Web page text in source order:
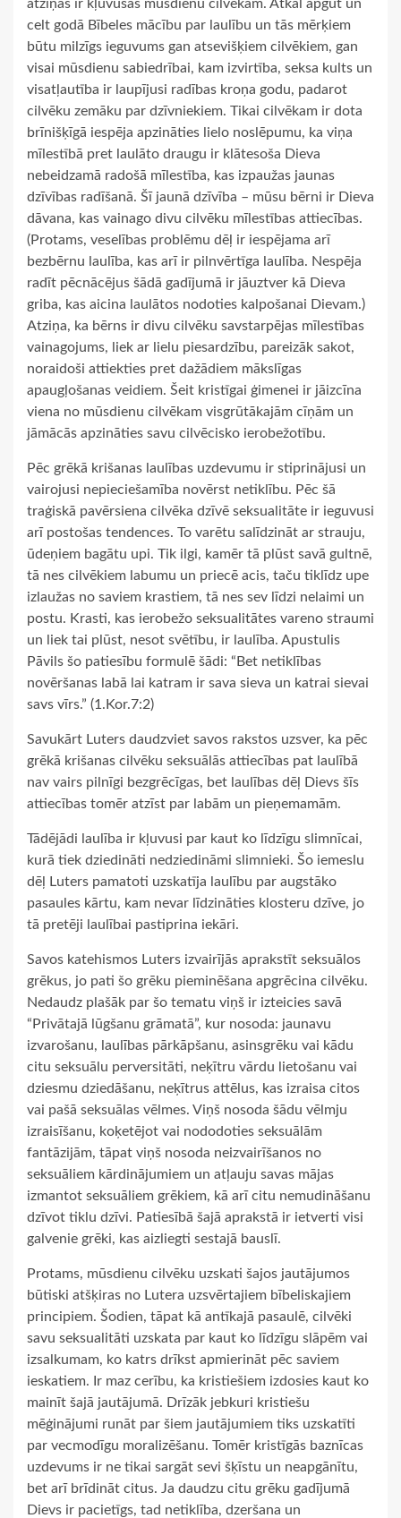
atziņas ir kļuvušas mūsdienu cilvēkam. Atkal apgūt un
celt godā Bībeles mācību par laulību un tās mērķiem
būtu milzīgs ieguvums gan atsevišķiem cilvēkiem, gan
visai mūsdienu sabiedrībai, kam izvirtība, seksa kults un
visatļautība ir laupījusi radības kroņa godu, padarot
cilvēku zemāku par dzīvniekiem. Tikai cilvēkam ir dota
brīnišķīgā iespēja apzināties lielo noslēpumu, ka viņa
mīlestībā pret laulāto draugu ir klātesoša Dieva
nebeidzamā radošā mīlestība, kas izpaužas jaunas
dzīvības radīšanā. Šī jaunā dzīvība – mūsu bērni ir Dieva
dāvana, kas vainago divu cilvēku mīlestības attiecības.
(Protams, veselības problēmu dēļ ir iespējama arī
bezbērnu laulība, kas arī ir pilnvērtīga laulība. Nespēja
radīt pēcnācējus šādā gadījumā ir jāuztver kā Dieva
griba, kas aicina laulātos nodoties kalpošanai Dievam.)
Atziņa, ka bērns ir divu cilvēku savstarpējas mīlestības
vainagojums, liek ar lielu piesardzību, pareizāk sakot,
noraidoši attiekties pret dažādiem mākslīgas
apaugļošanas veidiem. Šeit kristīgai ģimenei ir jāizcīna
viena no mūsdienu cilvēkam visgrūtākajām cīņām un
jāmācās apzināties savu cilvēcisko ierobežotību.
Pēc grēkā krišanas laulības uzdevumu ir stiprinājusi un
vairojusi nepieciešamība novērst netiklību. Pēc šā
traģiskā pavērsiena cilvēka dzīvē seksualitāte ir ieguvusi
arī postošas tendences. To varētu salīdzināt ar strauju,
ūdeņiem bagātu upi. Tik ilgi, kamēr tā plūst savā gultnē,
tā nes cilvēkiem labumu un priecē acis, taču tiklīdz upe
izlaužas no saviem krastiem, tā nes sev līdzi nelaimi un
postu. Krasti, kas ierobežo seksualitātes vareno straumi
un liek tai plūst, nesot svētību, ir laulība. Apustulis
Pāvils šo patiesību formulē šādi: “Bet netiklības
novēršanas labā lai katram ir sava sieva un katrai sievai
savs vīrs.” (1.Kor.7:2)
Savukārt Luters daudzviet savos rakstos uzsver, ka pēc
grēkā krišanas cilvēku seksuālās attiecības pat laulībā
nav vairs pilnīgi bezgrēcīgas, bet laulības dēļ Dievs šīs
attiecības tomēr atzīst par labām un pieņemamām.
Tādējādi laulība ir kļuvusi par kaut ko līdzīgu slimnīcai,
kurā tiek dziedināti nedziedināmi slimnieki. Šo iemeslu
dēļ Luters pamatoti uzskatīja laulību par augstāko
pasaules kārtu, kam nevar līdzināties klosteru dzīve, jo
tā pretēji laulībai pastiprina iekāri.
Savos katehismos Luters izvairījās aprakstīt seksuālos
grēkus, jo pati šo grēku pieminēšana apgrēcina cilvēku.
Nedaudz plašāk par šo tematu viņš ir izteicies savā
“Privātajā lūgšanu grāmatā”, kur nosoda: jaunavu
izvarošanu, laulības pārkāpšanu, asinsgrēku vai kādu
citu seksuālu perversitāti, neķītru vārdu lietošanu vai
dziesmu dziedāšanu, neķītrus attēlus, kas izraisa citos
vai pašā seksuālas vēlmes. Viņš nosoda šādu vēlmju
izraisīšanu, koķetējot vai nododoties seksuālām
fantāzijām, tāpat viņš nosoda neizvairīšanos no
seksuāliem kārdinājumiem un atļauju savas mājas
izmantot seksuāliem grēkiem, kā arī citu nemudināšanu
dzīvot tiklu dzīvi. Patiesībā šajā aprakstā ir ietverti visi
galvenie grēki, kas aizliegti sestajā bauslī.
Protams, mūsdienu cilvēku uzskati šajos jautājumos
būtiski atšķiras no Lutera uzsvērtajiem bībeliskajiem
principiem. Šodien, tāpat kā antīkajā pasaulē, cilvēki
savu seksualitāti uzskata par kaut ko līdzīgu slāpēm vai
izsalkumam, ko katrs drīkst apmierināt pēc saviem
ieskatiem. Ir maz cerību, ka kristiešiem izdosies kaut ko
mainīt šajā jautājumā. Drīzāk jebkuri kristiešu
mēģinājumi runāt par šiem jautājumiem tiks uzskatīti
par vecmodīgu moralizēšanu. Tomēr kristīgās baznīcas
uzdevums ir ne tikai sargāt sevi šķīstu un neapgānītu,
bet arī brīdināt citus. Ja daudzu citu grēku gadījumā
Dievs ir pacietīgs, tad netiklība, dzeršana un